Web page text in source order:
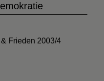
Frieden 2003/4